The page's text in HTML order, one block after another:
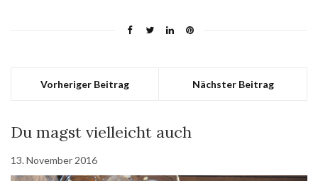
Vorheriger Beitrag Nächster Beitrag
Du magst vielleicht auch
13. November 2016